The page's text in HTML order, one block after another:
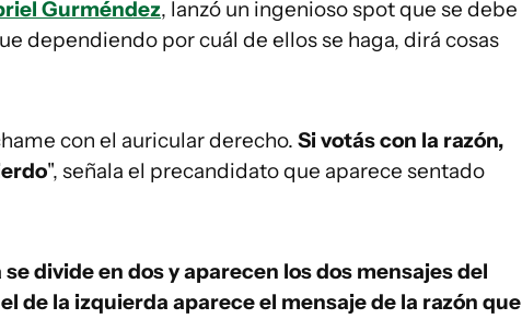
Gurméndez, lanzó un ingenioso spot que se debe
dependiendo por cuál de ellos se haga, dirá cosas
con el auricular derecho. Si votás con la razón,
", señala el precandidato que aparece sentado
divide en dos y aparecen los dos mensajes del
de la izquierda aparece el mensaje de la razón que